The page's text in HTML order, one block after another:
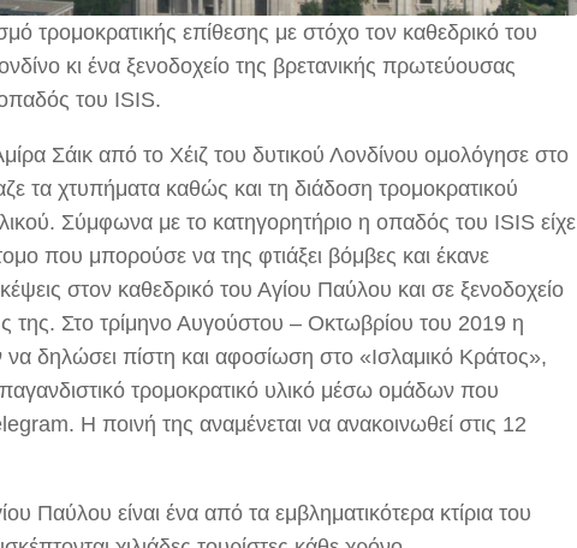
τρομοκρατικής επίθεσης με στόχο τον καθεδρικό του
κι ένα ξενοδοχείο της βρετανικής πρωτεύουσας
του ISIS.
Σάικ από το Χέιζ του δυτικού Λονδίνου ομολόγησε στο
τα χτυπήματα καθώς και τη διάδοση τρομοκρατικού
Σύμφωνα με το κατηγορητήριο η οπαδός του ISIS είχε
που μπορούσε να της φτιάξει βόμβες και έκανε
στον καθεδρικό του Αγίου Παύλου και σε ξενοδοχείο
της. Στο τρίμηνο Αυγούστου – Οκτωβρίου του 2019 η
να δηλώσει πίστη και αφοσίωση στο «Ισλαμικό Κράτος»,
τρομοκρατικό υλικό μέσω ομάδων που
Η ποινή της αναμένεται να ανακοινωθεί στις 12
Παύλου είναι ένα από τα εμβληματικότερα κτίρια του